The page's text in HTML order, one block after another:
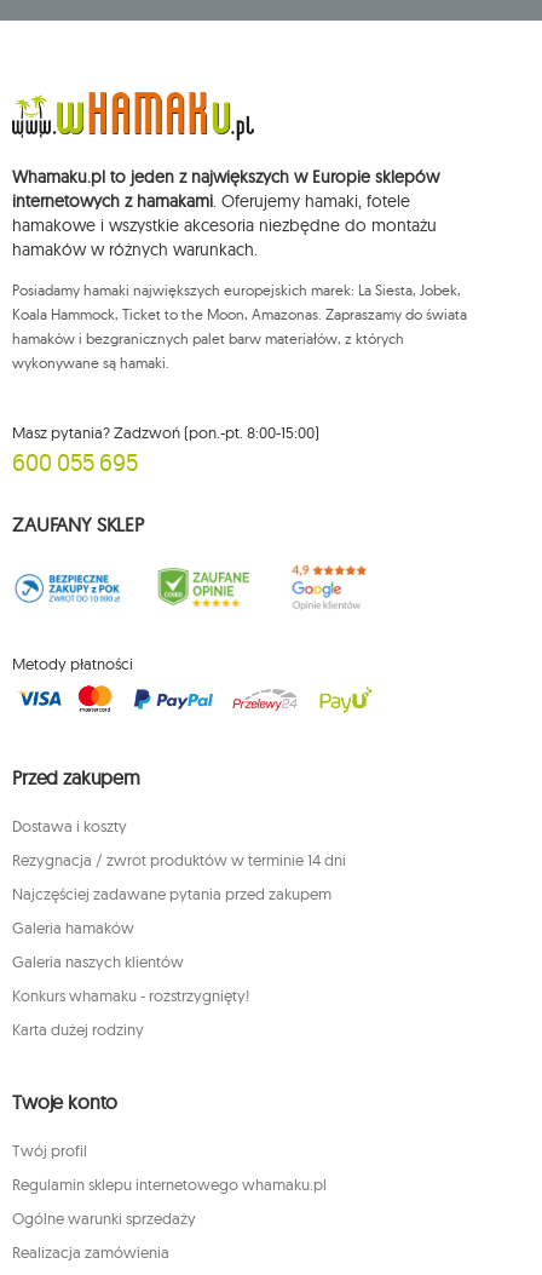
Dane będą przetwarzane w celu wysyłki newslettera i przechowywane do
chwili rezygnacji z subskrypcji.
Przysługuje Ci prawo do żądania dostępu do swoich danych osobowych,
sprzeciwu wobec przetwarzania swoich danych oraz prawo do
wniesienia skargi do organu nadzorczego oraz cofnięcia zgody w
dowolnym momencie bez wpływu na zgodność z prawem przetwarzania,
którego dokonano na podstawie zgody przed jej cofnięciem. W tym celu
możesz kontaktować się z działem obsługi klienta Mouton Interactive pod
Więcej informacji: www.mouton.pl/ODO
Whamaku.pl to jeden z największych w Europie sklepów
internetowych z hamakami. Oferujemy hamaki, fotele
hamakowe i wszystkie akcesoria niezbędne do montażu
hamaków w różnych warunkach.
Posiadamy hamaki największych europejskich marek: La Siesta, Jobek,
Koala Hammock, Ticket to the Moon, Amazonas. Zapraszamy do świata
hamaków i bezgranicznych palet barw materiałów, z których
wykonywane są hamaki.
Masz pytania? Zadzwoń (pon.-pt. 8:00-15:00)
600 055 695
ZAUFANY SKLEP
Metody płatności
Przed zakupem
Dostawa i koszty
Rezygnacja / zwrot produktów w terminie 14 dni
Najczęściej zadawane pytania przed zakupem
Galeria hamaków
Galeria naszych klientów
Konkurs whamaku - rozstrzygnięty!
Karta dużej rodziny
Twoje konto
Twój profil
Regulamin sklepu internetowego whamaku.pl
Ogólne warunki sprzedaży
Realizacja zamówienia